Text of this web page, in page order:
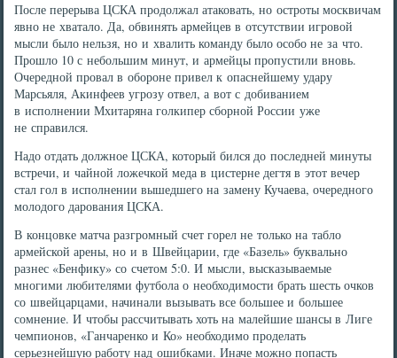
После перерыва ЦСКА продолжал атаковать, но остроты москвичам
явно не хватало. Да, обвинять армейцев в отсутствии игровой
мысли было нельзя, но и хвалить команду было особо не за что.
Прошло 10 с небольшим минут, и армейцы пропустили вновь.
Очередной провал в обороне привел к опаснейшему удару
Марсьяля, Акинфеев угрозу отвел, а вот с добиванием
в исполнении Мхитаряна голкипер сборной России уже
не справился.
Надо отдать должное ЦСКА, который бился до последней минуты
встречи, и чайной ложечкой меда в цистерне дегтя в этот вечер
стал гол в исполнении вышедшего на замену Кучаева, очередного
молодого дарования ЦСКА.
В концовке матча разгромный счет горел не только на табло
армейской арены, но и в Швейцарии, где «Базель» буквально
разнес «Бенфику» со счетом 5:0. И мысли, высказываемые
многими любителями футбола о необходимости брать шесть очков
со швейцарцами, начинали вызывать все большее и большее
сомнение. И чтобы рассчитывать хоть на малейшие шансы в Лиге
чемпионов, «Ганчаренко и Ко» необходимо проделать
серьезнейшую работу над ошибками. Иначе можно попасть